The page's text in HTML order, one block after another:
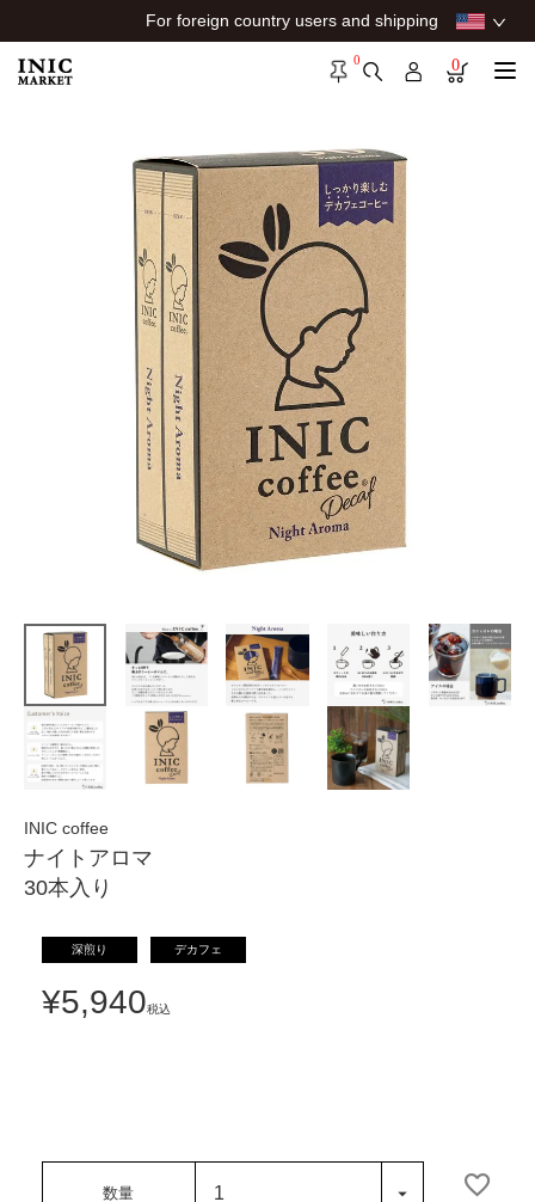
For foreign country users and shipping
0 0
INIC coffee
ナイトアロマ
30本入り
深煎り デカフェ
¥5,940税込